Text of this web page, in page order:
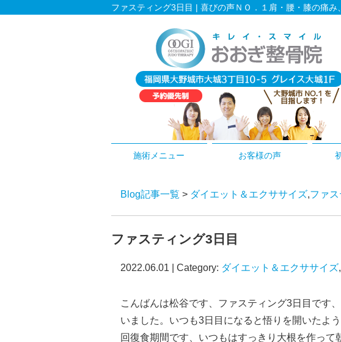
ファスティング3日目 | 喜びの声ＮＯ．１肩・腰・膝の痛み
施術メニュー お客様の声
Blog記事一覧 > ダイエット＆エクササイズ,ファ
ファスティング3日目
2022.06.01 | Category: ダイエット＆エクササイズ,
こんばんは松谷です、ファスティング3日目です
いました。いつも3日目になると悟りを開いたよ
回復食期間です、いつもはすっきり大根を作っ